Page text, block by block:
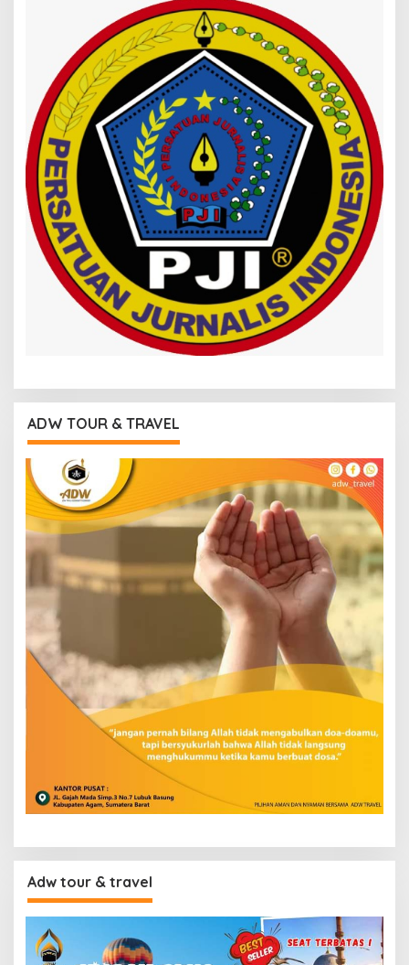
ADW TOUR & TRAVEL
Adw tour & travel